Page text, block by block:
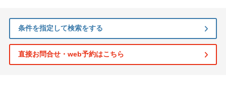
条件を指定して検索をする
直接お問合せ・web予約はこちら